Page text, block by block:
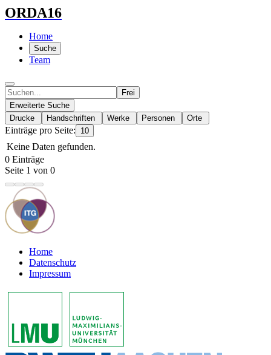
ORDA16
Home
Suche
Team
Frei
Erweiterte Suche
Drucke
Handschriften Werke Personen Orte
Einträge pro Seite: 10
Keine Daten gefunden.
0 Einträge
Seite 1 von 0
Home
Datenschutz
Impressum